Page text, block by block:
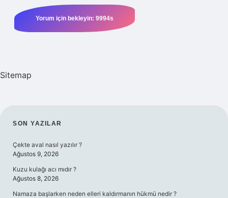
Sitemap
SIDEBAR
SON YAZILAR
Çekte aval nasıl yazılır ?
Ağustos 9, 2026
Kuzu kulağı acı mıdır ?
Ağustos 8, 2026
Namaza başlarken neden elleri kaldırmanın hükmü nedir ?